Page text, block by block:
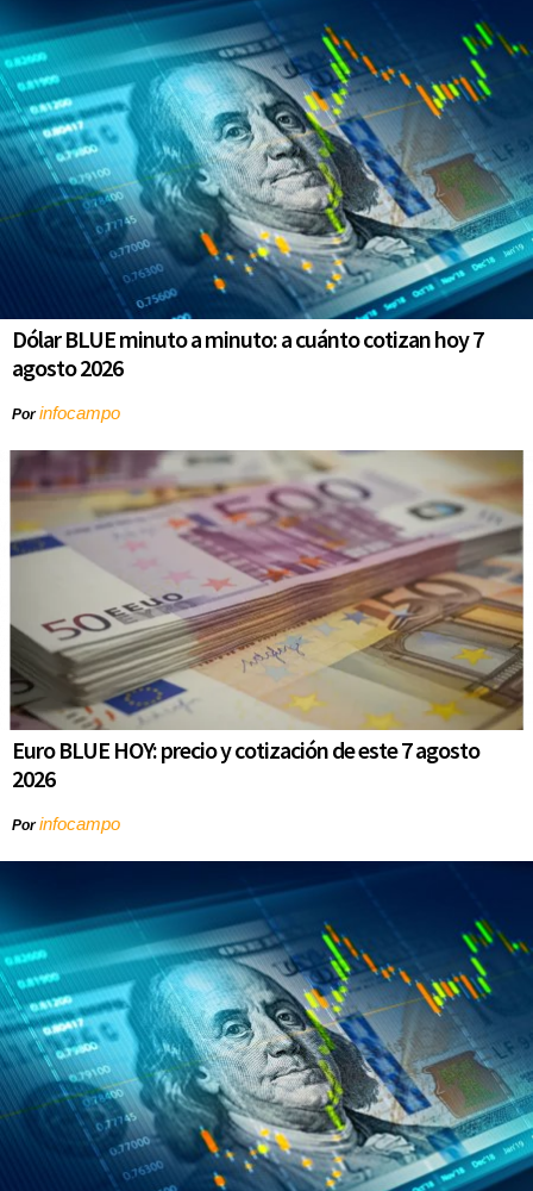
Dólar BLUE minuto a minuto: a cuánto cotizan hoy 7
agosto 2026
Porinfocampo
Euro BLUE HOY: precio y cotización de este 7 agosto
2026
Porinfocampo